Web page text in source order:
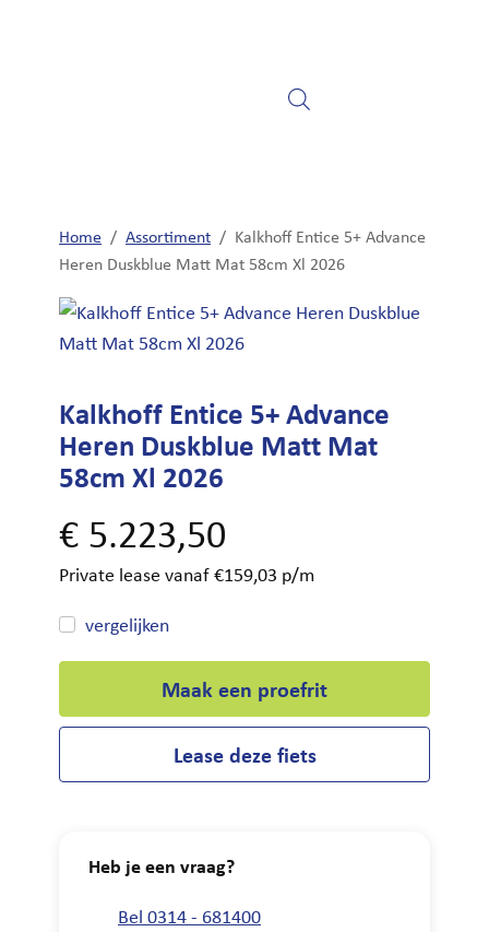
Home / Assortiment / Kalkhoff Entice 5+ Advance
Heren Duskblue Matt Mat 58cm Xl 2026
Kalkhoff Entice 5+ Advance
Heren Duskblue Matt Mat
58cm Xl 2026
€ 5.223,50
Private lease vanaf €159,03 p/m
vergelijken
Maak een proefrit
Lease deze fiets
Heb je een vraag?
Bel 0314 - 681400